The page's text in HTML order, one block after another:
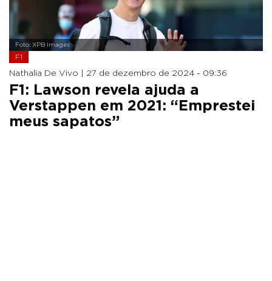
Foto: XPB Images
F1
Nathalia De Vivo | 27 de dezembro de 2024 - 09:36
F1: Lawson revela ajuda a
Verstappen em 2021: “Emprestei
meus sapatos”